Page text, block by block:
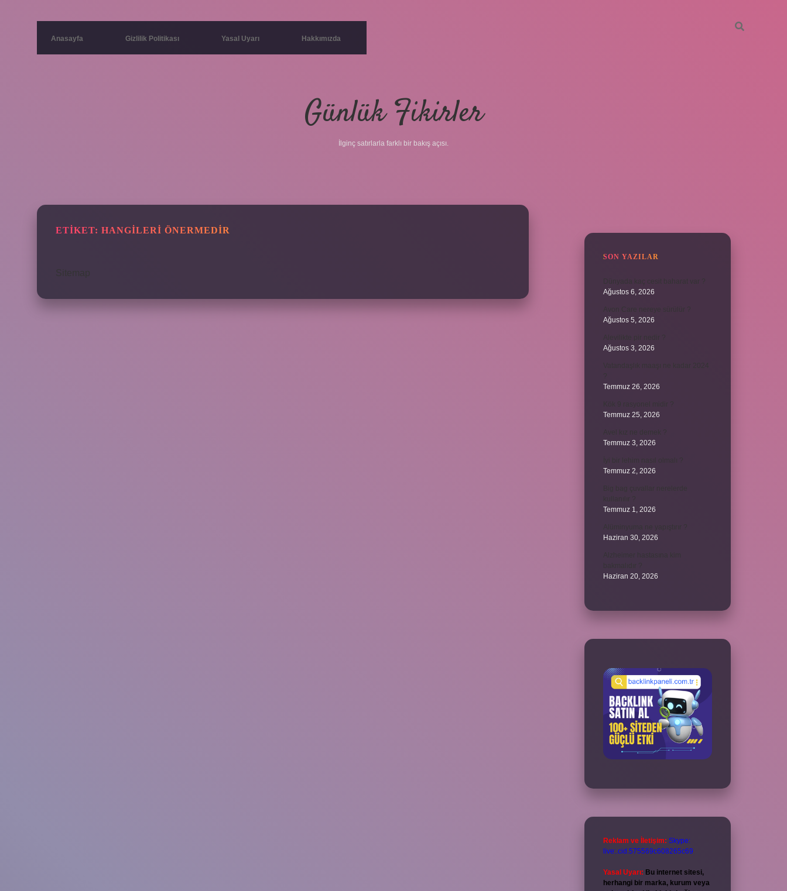
Anasayfa Gizlilik Politikası Yasal Uyarı Hakkımızda
Günlük Fikirler
İlginç satırlarla farklı bir bakış açısı.
ETIKET: HANGILERI ÖNERMEDIR
SON YAZILAR
Ağustos 6, 2026
Ağustos 5, 2026
Ağustos 3, 2026
Temmuz 26, 2026
Temmuz 25, 2026
Temmuz 3, 2026
Temmuz 2, 2026
Temmuz 1, 2026
Haziran 30, 2026
Haziran 20, 2026
Reklam ve İletişim: Skype:
live:.cid.575569c608265c69
Yasal Uyarı: Bu internet sitesi,
herhangi bir marka, kurum veya